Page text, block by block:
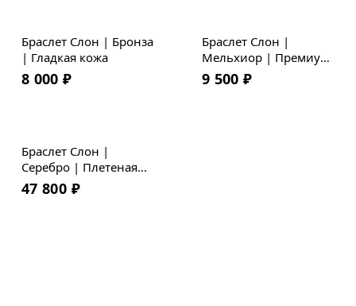
Браслет Слон | Бронза
| Гладкая кожа
8 000 ₽
Браслет Слон |
Мельхиор | Премиум
кожа
9 500 ₽
Браслет Слон |
Серебро | Плетеная
кожа
47 800 ₽